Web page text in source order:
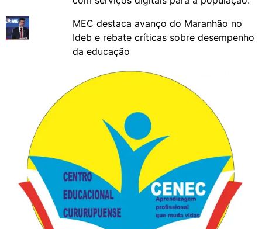
MEC destaca avanço do Maranhão no
Ideb e rebate críticas sobre desempenho
da educação